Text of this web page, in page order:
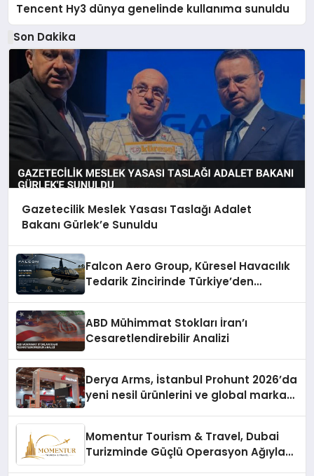
Tencent Hy3 dünya genelinde kullanıma sunuldu
Son Dakika
Gazetecilik Meslek Yasası Taslağı Adalet
Bakanı Gürlek’e Sunuldu
Falcon Aero Group, Küresel Havacılık
Tedarik Zincirinde Türkiye’den
ABD Mühimmat Stokları İran’ı
Cesaretlendirebilir Analizi
Derya Arms, İstanbul Prohunt 2026’da
yeni nesil ürünlerini ve global marka
Momentur Tourism & Travel, Dubai
Turizminde Güçlü Operasyon Ağıyla